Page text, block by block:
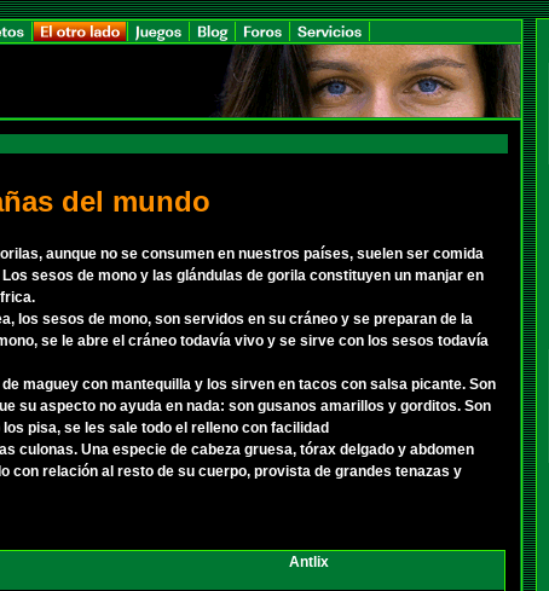
del mundo
aunque no se consumen en nuestros países, suelen ser comida
sesos de mono y las glándulas de gorila constituyen un manjar en
los sesos de mono, son servidos en su cráneo y se preparan de la
se le abre el cráneo todavía vivo y se sirve con los sesos todavía
maguey con mantequilla y los sirven en tacos con salsa picante. Son
su aspecto no ayuda en nada: son gusanos amarillos y gorditos. Son
pisa, se les sale todo el relleno con facilidad
culonas. Una especie de cabeza gruesa, tórax delgado y abdomen
con relación al resto de su cuerpo, provista de grandes tenazas y
Antlix